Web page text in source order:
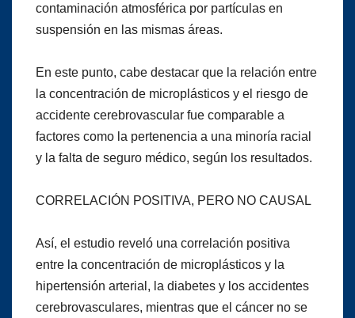
contaminación atmosférica por partículas en
suspensión en las mismas áreas.
En este punto, cabe destacar que la relación entre
la concentración de microplásticos y el riesgo de
accidente cerebrovascular fue comparable a
factores como la pertenencia a una minoría racial
y la falta de seguro médico, según los resultados.
CORRELACIÓN POSITIVA, PERO NO CAUSAL
Así, el estudio reveló una correlación positiva
entre la concentración de microplásticos y la
hipertensión arterial, la diabetes y los accidentes
cerebrovasculares, mientras que el cáncer no se